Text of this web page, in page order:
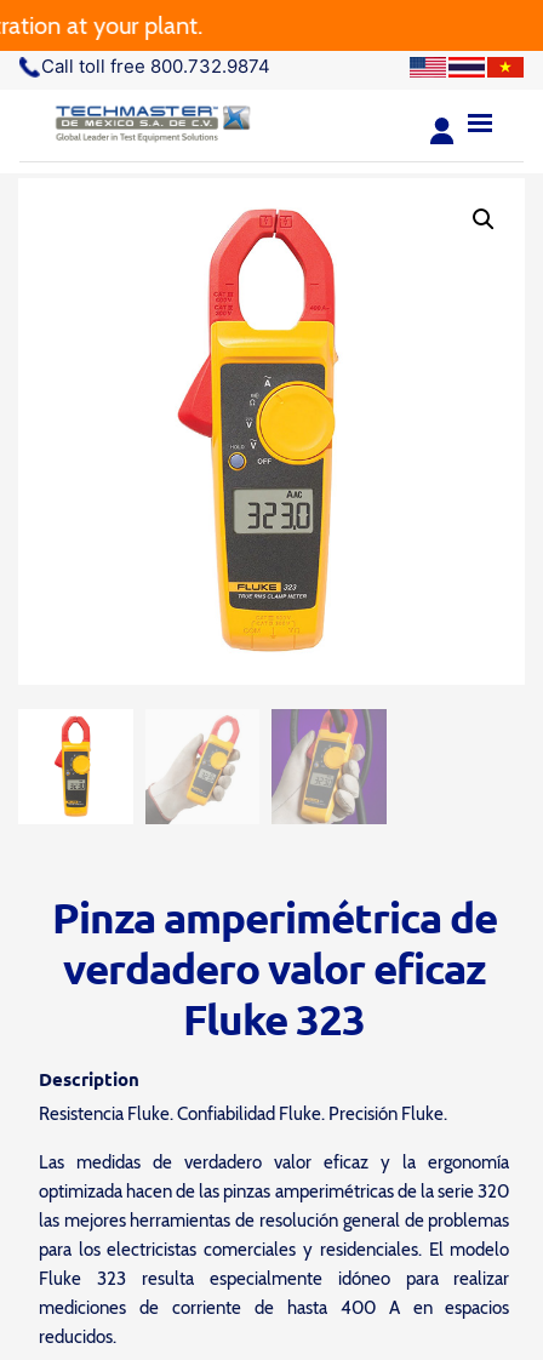
at your plant.
Call toll free 800.732.9874
Pinza amperimétrica de
verdadero valor eficaz
Fluke 323
Description
Resistencia Fluke. Confiabilidad Fluke. Precisión Fluke.
Las medidas de verdadero valor eficaz y la ergonomía
optimizada hacen de las pinzas amperimétricas de la serie 320
las mejores herramientas de resolución general de problemas
para los electricistas comerciales y residenciales. El modelo
Fluke 323 resulta especialmente idóneo para realizar
mediciones de corriente de hasta 400 A en espacios
reducidos.